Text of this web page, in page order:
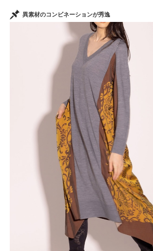
異素材のコンビネーションが秀逸